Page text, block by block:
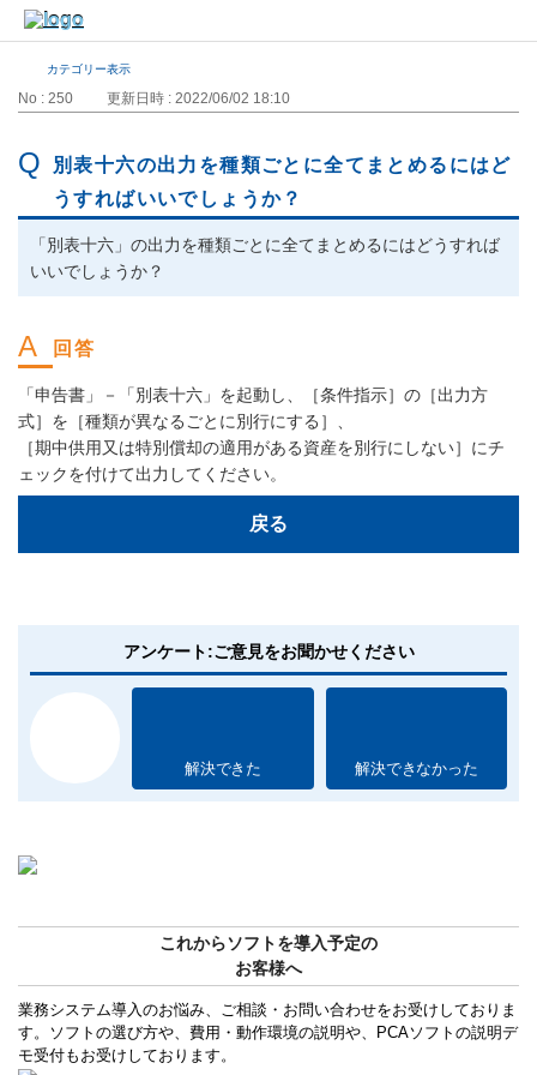
カテゴリー表示
No : 250 更新日時 : 2022/06/02 18:10
別表十六の出力を種類ごとに全てまとめるにはど
うすればいいでしょうか？
「別表十六」の出力を種類ごとに全てまとめるにはどうすれば
いいでしょうか？
「申告書」－「別表十六」を起動し、［条件指示］の［出力方
式］を［種類が異なるごとに別行にする］、
［期中供用又は特別償却の適用がある資産を別行にしない］にチ
ェックを付けて出力してください。
戻る
アンケート:ご意見をお聞かせください
解決できた 解決できなかった
これからソフトを導入予定の
お客様へ
業務システム導入のお悩み、ご相談・お問い合わせをお受けしておりま
す。ソフトの選び方や、費用・動作環境の説明や、PCAソフトの説明デ
モ受付もお受けしております。